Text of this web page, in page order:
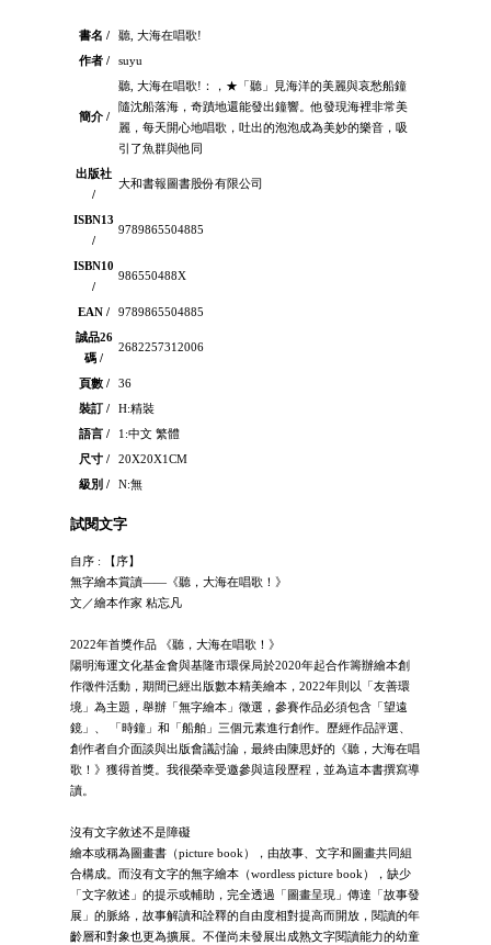
書名 /
聽, 大海在唱歌!
作者 /
suyu
簡介 /
聽, 大海在唱歌!：，★「聽」見海洋的美麗與哀愁船鐘
隨沈船落海，奇蹟地還能發出鐘響。他發現海裡非常美
麗，每天開心地唱歌，吐出的泡泡成為美妙的樂音，吸
引了魚群與他同
出版社
/
大和書報圖書股份有限公司
ISBN13
/
9789865504885
ISBN10
/
986550488X
EAN /
9789865504885
誠品26
碼 /
2682257312006
頁數 /
36
裝訂 /
H:精裝
語言 /
1:中文 繁體
尺寸 /
20X20X1CM
級別 /
N:無
試閱文字
自序 : 【序】
無字繪本賞讀——《聽，大海在唱歌！》
文／繪本作家 粘忘凡
2022年首獎作品 《聽，大海在唱歌！》
陽明海運文化基金會與基隆市環保局於2020年起合作籌辦繪本創
作徵件活動，期間已經出版數本精美繪本，2022年則以「友善環
境」為主題，舉辦「無字繪本」徵選，參賽作品必須包含「望遠
鏡」、 「時鐘」和「船舶」三個元素進行創作。歷經作品評選、
創作者自介面談與出版會議討論，最終由陳思妤的《聽，大海在唱
歌！》獲得首獎。我很榮幸受邀參與這段歷程，並為這本書撰寫導
讀。
沒有文字敘述不是障礙
繪本或稱為圖畫書（picture book），由故事、文字和圖畫共同組
合構成。而沒有文字的無字繪本（wordless picture book），缺少
「文字敘述」的提示或輔助，完全透過「圖畫呈現」傳達「故事發
展」的脈絡，故事解讀和詮釋的自由度相對提高而開放，閱讀的年
齡層和對象也更為擴展。不僅尚未發展出成熟文字閱讀能力的幼童